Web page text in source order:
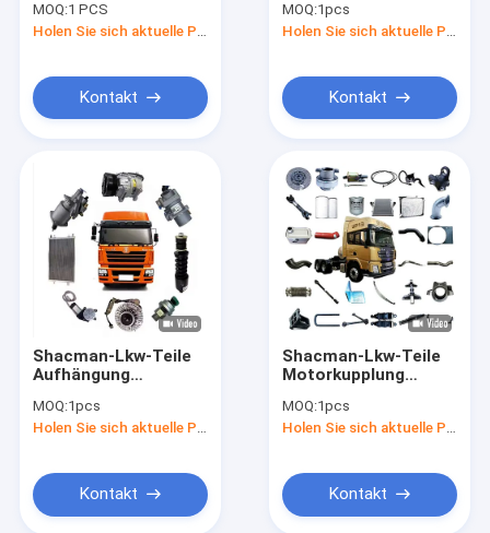
Produkte
Über uns
Werksbesichtigung
Bitte um ein Angebot
Pumpe Ölpumpe
Motormontage
MOQ:1 PCS
Kontakt
Teile Weichai-
Motorteile
MOQ:1pcs
Kontakt
Shacman-Lkw-Teile
Aufhängung
Teile Klimaanlage
Elektrische
MOQ:1pcs
Kontakt
Shacman-Lkw-Teile
Motorkupplung
Bremskühlsystem
Teile
MOQ:1pcs
Kontakt